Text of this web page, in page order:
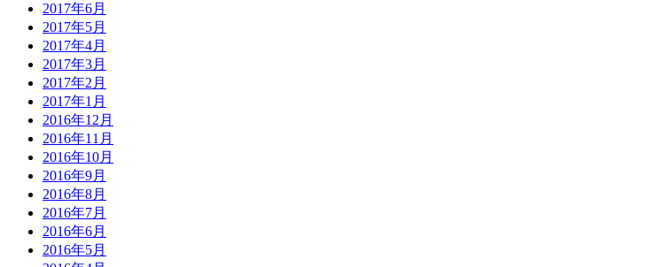
2017年6月
2017年5月
2017年4月
2017年3月
2017年2月
2017年1月
2016年12月
2016年11月
2016年10月
2016年9月
2016年8月
2016年7月
2016年6月
2016年5月